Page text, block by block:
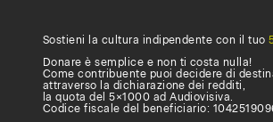
Sostieni la cultura indipendente con il tuo
Donare è semplice e non ti costa nulla!
Come contribuente puoi decidere di
attraverso la dichiarazione dei redditi,
la quota del 5×1000 ad Audiovisiva.
Codice fiscale del beneficiario:
tua
università,
accademia